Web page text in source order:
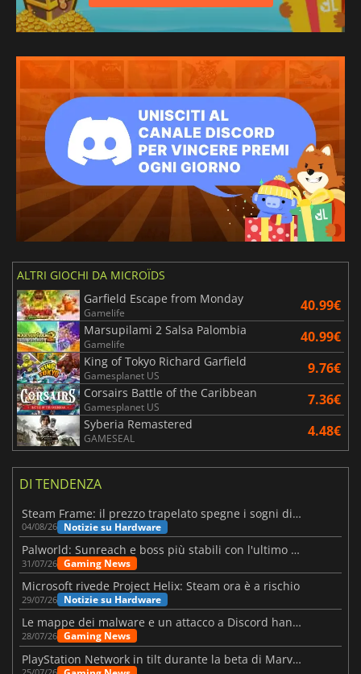
ALTRI GIOCHI DA MICROÏDS
Garfield Escape from Monday
Gamelife 40.99€
Marsupilami 2 Salsa Palombia
Gamelife 40.99€
King of Tokyo Richard Garfield
Gamesplanet US 9.76€
Corsairs Battle of the Caribbean
Gamesplanet US 7.36€
Syberia Remastered
GAMESEAL 4.48€
DI TENDENZA
Steam Frame: il prezzo trapelato spegne i sogni di un VR economico
04/08/26 Notizie su Hardware
Palworld: Sunreach e boss più stabili con l'ultimo update
31/07/26 Gaming News
Microsoft rivede Project Helix: Steam ora è a rischio
29/07/26 Notizie su Hardware
Le mappe dei malware e un attacco a Discord hanno colpito Meccha Chameleon
28/07/26 Gaming News
PlayStation Network in tilt durante la beta di Marvel Tōkon